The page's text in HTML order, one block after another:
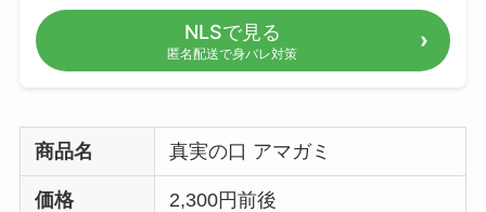
NLSで見る
匿名配送で身バレ対策
商品名 真実の口 アマガミ
価格 2,300円前後